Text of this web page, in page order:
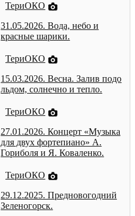
ТериОКО
31.05.2026. Вода, небо и
красные шарики.
ТериОКО
15.03.2026. Весна. Залив подо
льдом, солнечно и тепло.
ТериОКО
27.01.2026. Концерт «Музыка
для двух фортепиано» А.
Гориболя и Я. Коваленко.
ТериОКО
29.12.2025. Предновогодний
Зеленогорск.